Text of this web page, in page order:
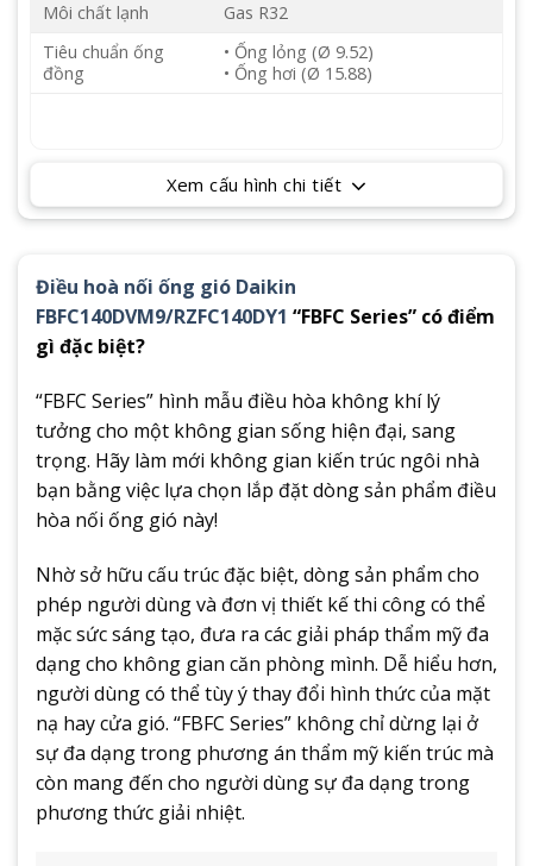
Điều hoà nối ống gió Daikin
FBFC140DVM9/RZFC140DY1 “FBFC Series” có điểm
gì đặc biệt?
“FBFC Series” hình mẫu điều hòa không khí lý
tưởng cho một không gian sống hiện đại, sang
trọng. Hãy làm mới không gian kiến trúc ngôi nhà
bạn bằng việc lựa chọn lắp đặt dòng sản phẩm điều
hòa nối ống gió này!
Nhờ sở hữu cấu trúc đặc biệt, dòng sản phẩm cho
phép người dùng và đơn vị thiết kế thi công có thể
mặc sức sáng tạo, đưa ra các giải pháp thẩm mỹ đa
dạng cho không gian căn phòng mình. Dễ hiểu hơn,
người dùng có thể tùy ý thay đổi hình thức của mặt
nạ hay cửa gió. “FBFC Series” không chỉ dừng lại ở
sự đa dạng trong phương án thẩm mỹ kiến trúc mà
còn mang đến cho người dùng sự đa dạng trong
phương thức giải nhiệt.
Môi chất lạnh
Gas R32
Tiêu chuẩn ống
đồng
• Ống lỏng (Ø 9.52)
• Ống hơi (Ø 15.88)
Xem cấu hình chi tiết